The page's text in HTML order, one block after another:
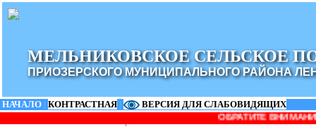
МЕЛЬНИКОВСКОЕ СЕЛЬСКОЕ
ПРИОЗЕРСКОГО МУНИЦИПАЛЬНОГО РАЙОНА
НАЧАЛО | КОНТРАСТНАЯ |
ВЕРСИЯ ДЛЯ СЛАБОВИДЯЩИХ
ОБРАТИТЕ ВНИМАНИЕ!